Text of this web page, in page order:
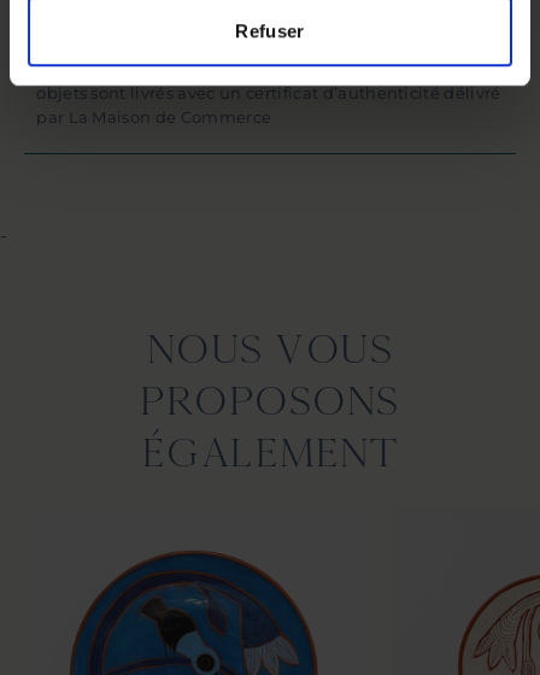
Refuser
Ceci vous garantit son authenticité, sa beauté, et
quelques irrégularités inhérentes à son façonnage par
les meilleurs savoir-faire de France et d’Europe. Tous nos
objets sont livrés avec un certificat d’authenticité délivré
par La Maison de Commerce
-
NOUS VOUS
PROPOSONS
ÉGALEMENT